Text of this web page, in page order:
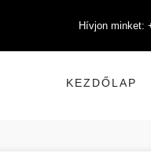
Hívjon minket:
KEZDŐLAP